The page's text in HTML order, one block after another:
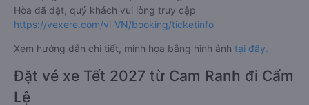
Hòa đã đặt, quý khách vui lòng truy cập
https://vexere.com/vi-VN/booking/ticketinfo
Xem hướng dẫn chi tiết, minh họa bằng hình ảnh tại đây.
Đặt vé xe Tết 2027 từ Cam Ranh đi Cẩm
Lệ